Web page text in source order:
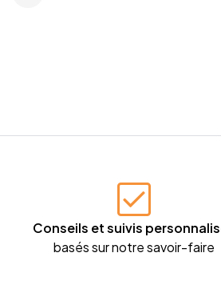
Conseils et suivis
basés sur notre savoir-faire